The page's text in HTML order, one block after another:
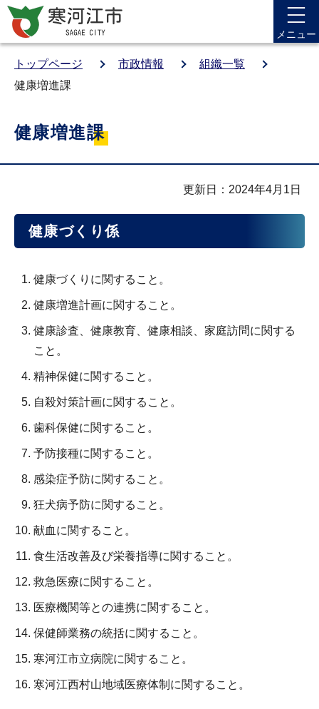
メニュー
トップページ 市政情報
組織一覧
健康増進課
健康増進課
更新日：2024年4月1日
健康づくり係
健康づくりに関すること。
健康増進計画に関すること。
健康診査、健康教育、健康相談、家庭訪問に関する
こと。
精神保健に関すること。
自殺対策計画に関すること。
歯科保健に関すること。
予防接種に関すること。
感染症予防に関すること。
狂犬病予防に関すること。
献血に関すること。
食生活改善及び栄養指導に関すること。
救急医療に関すること。
医療機関等との連携に関すること。
保健師業務の統括に関すること。
寒河江市立病院に関すること。
寒河江西村山地域医療体制に関すること。